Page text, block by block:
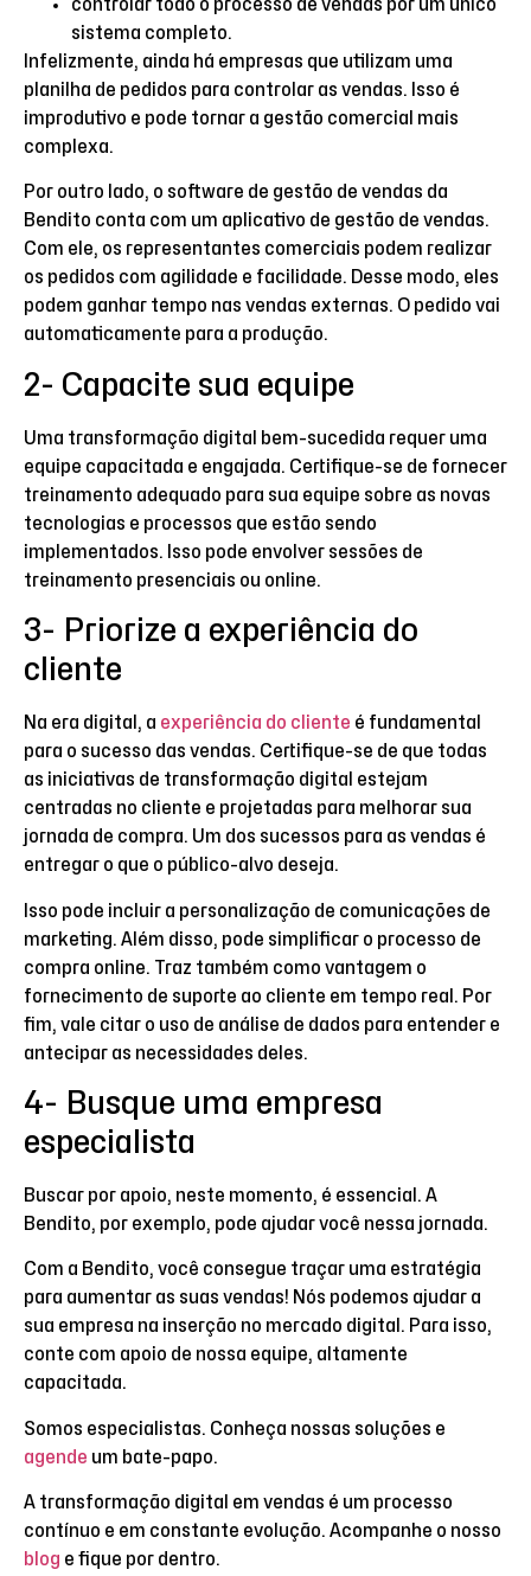
controlar todo o processo de vendas por um único
sistema completo.
Infelizmente, ainda há empresas que utilizam uma
planilha de pedidos para controlar as vendas. Isso é
improdutivo e pode tornar a gestão comercial mais
complexa.
Por outro lado, o software de gestão de vendas da
Bendito conta com um aplicativo de gestão de vendas.
Com ele, os representantes comerciais podem realizar
os pedidos com agilidade e facilidade. Desse modo, eles
podem ganhar tempo nas vendas externas. O pedido vai
automaticamente para a produção.
2- Capacite sua equipe
Uma transformação digital bem-sucedida requer uma
equipe capacitada e engajada. Certifique-se de fornecer
treinamento adequado para sua equipe sobre as novas
tecnologias e processos que estão sendo
implementados. Isso pode envolver sessões de
treinamento presenciais ou online.
3- Priorize a experiência do
cliente
Na era digital, a experiência do cliente é fundamental
para o sucesso das vendas. Certifique-se de que todas
as iniciativas de transformação digital estejam
centradas no cliente e projetadas para melhorar sua
jornada de compra. Um dos sucessos para as vendas é
entregar o que o público-alvo deseja.
Isso pode incluir a personalização de comunicações de
marketing. Além disso, pode simplificar o processo de
compra online. Traz também como vantagem o
fornecimento de suporte ao cliente em tempo real. Por
fim, vale citar o uso de análise de dados para entender e
antecipar as necessidades deles.
4- Busque uma empresa
especialista
Buscar por apoio, neste momento, é essencial. A
Bendito, por exemplo, pode ajudar você nessa jornada.
Com a Bendito, você consegue traçar uma estratégia
para aumentar as suas vendas! Nós podemos ajudar a
sua empresa na inserção no mercado digital. Para isso,
conte com apoio de nossa equipe, altamente
capacitada.
Somos especialistas. Conheça nossas soluções e
agende um bate-papo.
A transformação digital em vendas é um processo
contínuo e em constante evolução. Acompanhe o nosso
blog e fique por dentro.